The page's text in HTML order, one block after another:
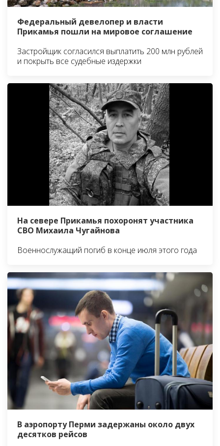
Федеральный девелопер и власти
Прикамья пошли на мировое соглашение
Застройщик согласился выплатить 200 млн рублей
и покрыть все судебные издержки
На севере Прикамья похоронят участника
СВО Михаила Чугайнова
Военнослужащий погиб в конце июля этого года
В аэропорту Перми задержаны около двух
десятков рейсов